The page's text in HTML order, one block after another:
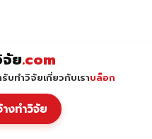
จัย.com
รับทำวิจัยเกี่ยวกับเราบล็อก
งทำวิจัย